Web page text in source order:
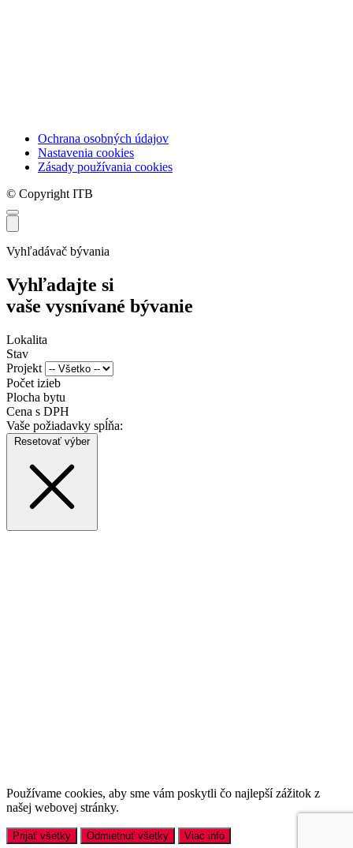
Ochrana osobných údajov
Nastavenia cookies
Zásady používania cookies
© Copyright ITB
Vyhľadávač bývania
Vyhľadajte si
vaše vysnívané bývanie
Lokalita
Stav
Projekt
Počet izieb
Plocha bytu
Cena s DPH
Vaše požiadavky spĺňa:
Resetovať výber
Používame cookies, aby sme vám poskytli čo najlepší zážitok z
našej webovej stránky.
Prijať všetky Odmietnuť všetky Viac info